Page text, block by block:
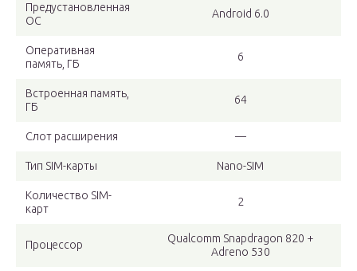
Предустановленная
ОС
Android 6.0
Оперативная
память, ГБ
6
Встроенная память,
ГБ
64
Слот расширения —
Тип SIM-карты Nano-SIM
Количество SIM-
карт
2
Процессор
Qualcomm Snapdragon 820 +
Adreno 530